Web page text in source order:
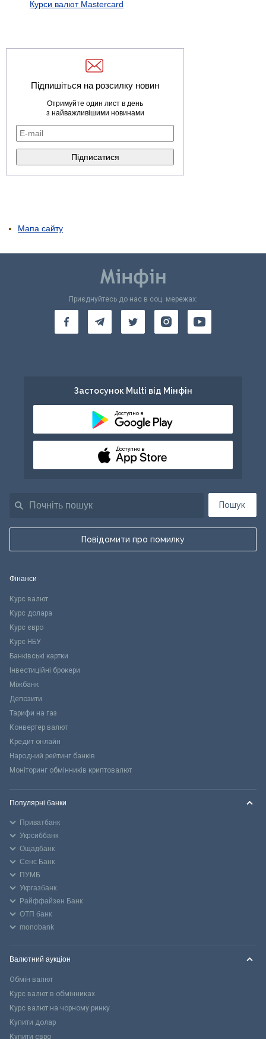
Курси валют Mastercard
Підпишіться на розсилку новин
Отримуйте один лист в день
з найважливішими новинами
Мапа сайту
Пошук
Повідомити про помилку
Приєднуйтесь до нас в соц. мережах:
Застосунок Multi від Мінфін
Доступно в
Доступно в
Фінанси
Курс валют
Курс долара
Курс євро
Курс НБУ
Банківські картки
Інвестиційні брокери
Міжбанк
Депозити
Тарифи на газ
Конвертер валют
Кредит онлайн
Народний рейтинг банків
Моніторинг обмінників криптовалют
Популярні банки
Приватбанк
Укрсиббанк
Ощадбанк
Сенс Банк
ПУМБ
Укргазбанк
Райффайзен Банк
ОТП банк
monobank
Валютний аукціон
Обмін валют
Курс валют в обмінниках
Курс валют на чорному ринку
Купити долар
Купити євро